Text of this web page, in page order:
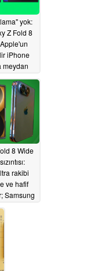
yok:
Z Fold 8
iPhone
meydan
8 Wide
rakibi
ve hafif
Samsung